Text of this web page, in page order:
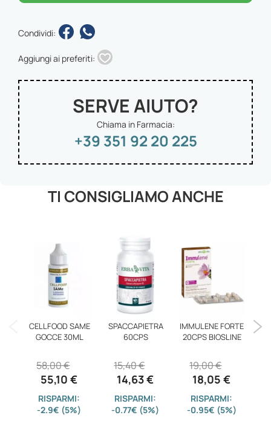
Condividi:
Aggiungi ai preferiti:
SERVE AIUTO?
Chiama in Farmacia:
+39 351 92 20 225
TI CONSIGLIAMO ANCHE
CELLFOOD SAME
GOCCE 30ML
55,10 €
58,00 €
RISPARMI:
-2.9€ (5%)
SPACCAPIETRA
60CPS
14,63 €
15,40 €
RISPARMI:
-0.77€ (5%)
IMMULENE FORTE
20CPS BIOSLINE
18,05 €
19,00 €
RISPARMI:
-0.95€ (5%)